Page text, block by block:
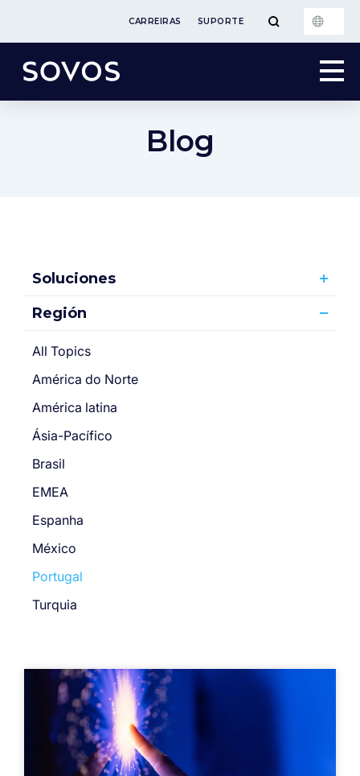
CARREIRAS SUPORTE
Blog
Soluciones
Región
All Topics
América do Norte
América latina
Ásia-Pacífico
Brasil
EMEA
Espanha
México
Portugal
Turquia